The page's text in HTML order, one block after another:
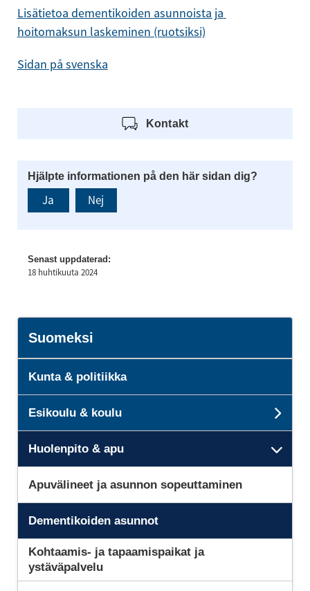
Lisätietoa dementikoiden asunnoista ja
hoitomaksun laskeminen (ruotsiksi)
Sidan på svenska
Kontakt
Hjälpte informationen på den här sidan dig?
Ja Nej
Senast uppdaterad:
18 huhtikuuta 2024
Suomeksi
Kunta & politiikka
Esikoulu & koulu
Huolenpito & apu
Apuvälineet ja asunnon sopeuttaminen
Dementikoiden asunnot
Kohtaamis- ja tapaamispaikat ja
ystäväpalvelu